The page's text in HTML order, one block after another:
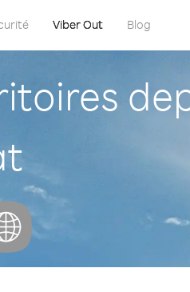
Viber Out Blog